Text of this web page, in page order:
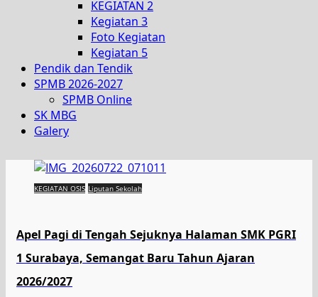
KEGIATAN 2
Kegiatan 3
Foto Kegiatan
Kegiatan 5
Pendik dan Tendik
SPMB 2026-2027
SPMB Online
SK MBG
Galery
KEGIATAN OSIS Liputan Sekolah
Apel Pagi di Tengah Sejuknya Halaman SMK PGRI
1 Surabaya, Semangat Baru Tahun Ajaran
2026/2027